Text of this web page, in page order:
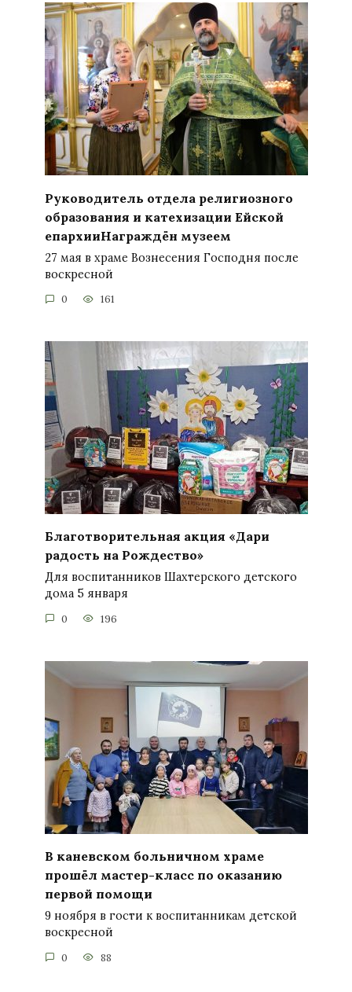
Руководитель отдела религиозного
образования и катехизации Ейской
епархииНаграждён музеем
27 мая в храме Вознесения Господня после
воскресной
0 161
Благотворительная акция «Дари
радость на Рождество»
Для воспитанников Шахтерского детского
дома 5 января
0 196
В каневском больничном храме
прошёл мастер-класс по оказанию
первой помощи
9 ноября в гости к воспитанникам детской
воскресной
0 88